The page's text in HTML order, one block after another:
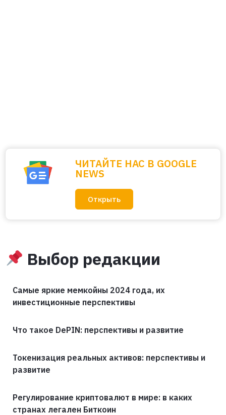
ЧИТАЙТЕ НАС В GOOGLE
NEWS
Открыть
Выбор редакции
Самые яркие мемкойны 2024 года, их
инвестиционные перспективы
Что такое DePIN: перспективы и развитие
Токенизация реальных активов: перспективы и
развитие
Регулирование криптовалют в мире: в каких
странах легален Биткоин